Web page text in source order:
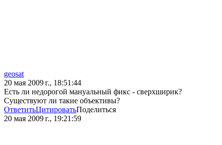
geosat
20 мая 2009 г., 18:51:44
Есть ли недорогой мануальный фикс - сверхширик?
Существуют ли такие объективы?
ОтветитьЦитироватьПоделиться
20 мая 2009 г., 19:21:59